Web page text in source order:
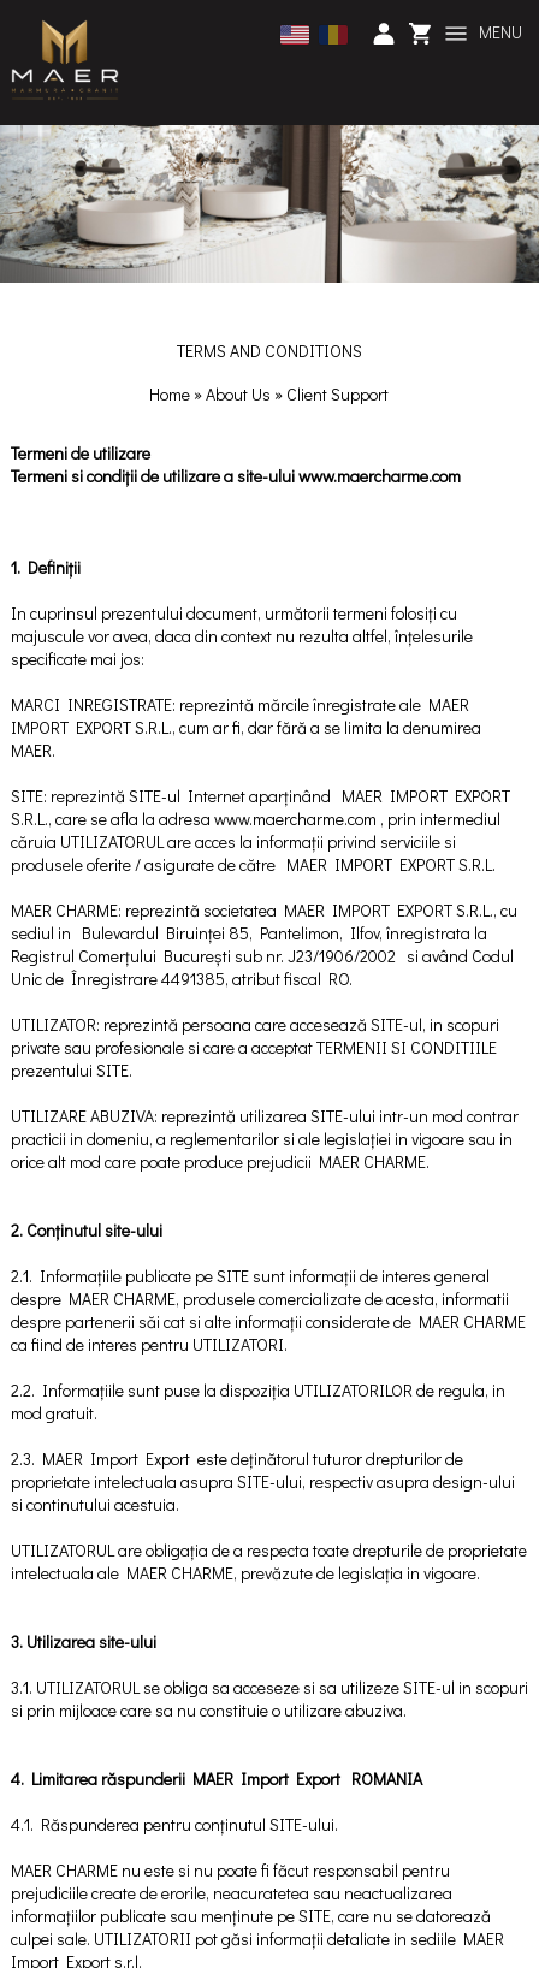
MENU
TERMS AND CONDITIONS
Home »About Us » Client Support
Termeni de utilizare
Termeni si condiții de utilizare a site-ului www.maercharme.com
1. Definiții
In cuprinsul prezentului document, următorii termeni folosiți cu
majuscule vor avea, daca din context nu rezulta altfel, înțelesurile
specificate mai jos:
MARCI INREGISTRATE: reprezintă mărcile înregistrate ale MAER
IMPORT EXPORT S.R.L., cum ar fi, dar fără a se limita la denumirea
MAER.
SITE: reprezintă SITE-ul Internet aparținând MAER IMPORT EXPORT
S.R.L., care se afla la adresa www.maercharme.com , prin intermediul
căruia UTILIZATORUL are acces la informații privind serviciile si
produsele oferite / asigurate de către MAER IMPORT EXPORT S.R.L.
MAER CHARME: reprezintă societatea MAER IMPORT EXPORT S.R.L., cu
sediul in Bulevardul Biruinței 85, Pantelimon, Ilfov, înregistrata la
Registrul Comerțului București sub nr. J23/1906/2002 si având Codul
Unic de Înregistrare 4491385, atribut fiscal RO.
UTILIZATOR: reprezintă persoana care accesează SITE-ul, in scopuri
private sau profesionale si care a acceptat TERMENII SI CONDITIILE
prezentului SITE.
UTILIZARE ABUZIVA: reprezintă utilizarea SITE-ului intr-un mod contrar
practicii in domeniu, a reglementarilor si ale legislației in vigoare sau in
orice alt mod care poate produce prejudicii MAER CHARME.
2. Conținutul site-ului
2.1. Informațiile publicate pe SITE sunt informații de interes general
despre MAER CHARME, produsele comercializate de acesta, informatii
despre partenerii săi cat si alte informații considerate de MAER CHARME
ca fiind de interes pentru UTILIZATORI.
2.2. Informațiile sunt puse la dispoziția UTILIZATORILOR de regula, in
mod gratuit.
2.3. MAER Import Export este deținătorul tuturor drepturilor de
proprietate intelectuala asupra SITE-ului, respectiv asupra design-ului
si continutului acestuia.
UTILIZATORUL are obligația de a respecta toate drepturile de proprietate
intelectuala ale MAER CHARME, prevăzute de legislația in vigoare.
3. Utilizarea site-ului
3.1. UTILIZATORUL se obliga sa acceseze si sa utilizeze SITE-ul in scopuri
si prin mijloace care sa nu constituie o utilizare abuziva.
4. Limitarea răspunderii MAER Import Export ROMANIA
4.1. Răspunderea pentru conținutul SITE-ului.
MAER CHARME nu este si nu poate fi făcut responsabil pentru
prejudiciile create de erorile, neacuratetea sau neactualizarea
informațiilor publicate sau menținute pe SITE, care nu se datorează
culpei sale. UTILIZATORII pot găsi informații detaliate in sediile MAER
Import Export s.r.l.